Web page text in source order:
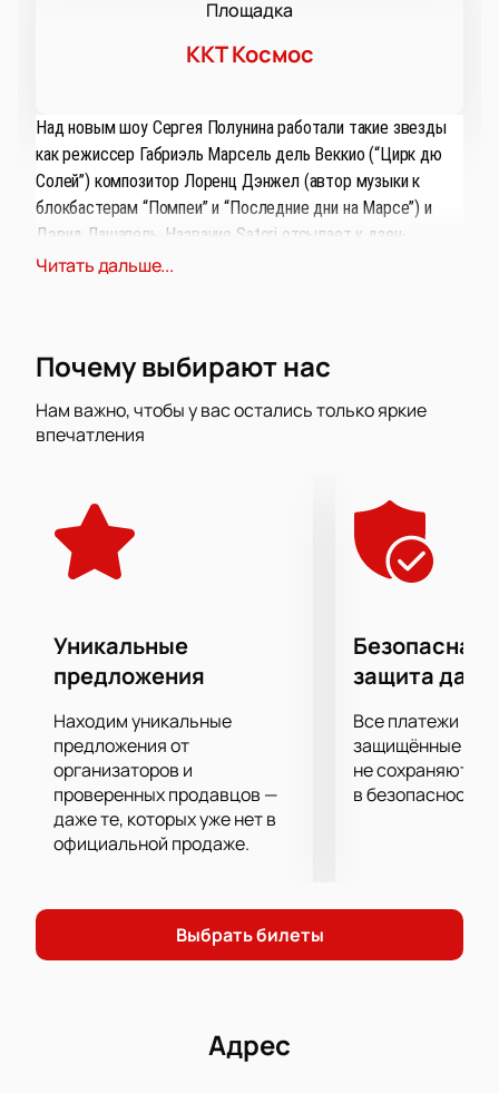
Площадка
ККТ Космос
Над новым шоу Сергея Полунина работали такие звезды
как режиссер Габриэль Марсель дель Веккио (“Цирк дю
Солей”) композитор Лоренц Дэнжел (автор музыки к
блокбастерам “Помпеи” и “Последние дни на Марсе”) и
Дэвид Лашапель. Название Satori отсылает к дзен-
буддизму и означает на японском неожиданное
Любители балета уже заинтригованы и с нетерпением
ждут выступление Сергея Полунина в Екатеринбурге.
Последняя его работа в рамках амбициозного «Project
Polunin» – это особая программа «Сатори». Премьера
балетного действа с успехом прошла в декабре 2018 в
Читать дальше...
Почему выбирают нас
Нам важно, чтобы у вас остались только яркие
впечатления
Уникальные
предложения
Находим уникальные
предложения от
организаторов и
проверенных продавцов —
даже те, которых уже нет в
официальной продаже.
Безопасная
защита
Все платежи
защищённые
не сохраняются
в безопасности.
Выбрать билеты
Адрес